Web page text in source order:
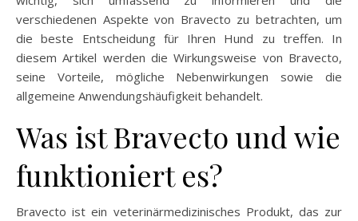
verschiedenen Aspekte von Bravecto zu betrachten, um
die beste Entscheidung für Ihren Hund zu treffen. In
diesem Artikel werden die Wirkungsweise von Bravecto,
seine Vorteile, mögliche Nebenwirkungen sowie die
allgemeine Anwendungshäufigkeit behandelt.
Was ist Bravecto und wie
funktioniert es?
Bravecto ist ein veterinärmedizinisches Produkt, das zur